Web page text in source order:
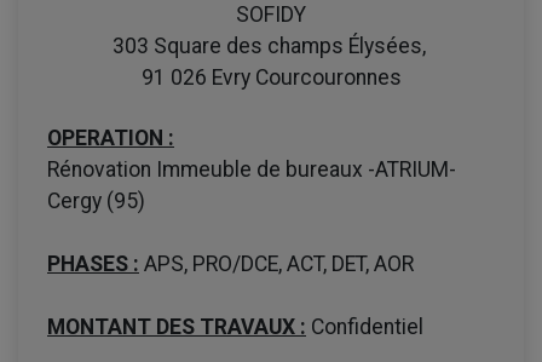
SOFIDY
303 Square des champs Élysées,
91 026 Evry Courcouronnes
OPERATION :
Rénovation Immeuble de bureaux -ATRIUM-
Cergy (95)
PHASES : APS, PRO/DCE, ACT, DET, AOR
MONTANT DES TRAVAUX : Confidentiel